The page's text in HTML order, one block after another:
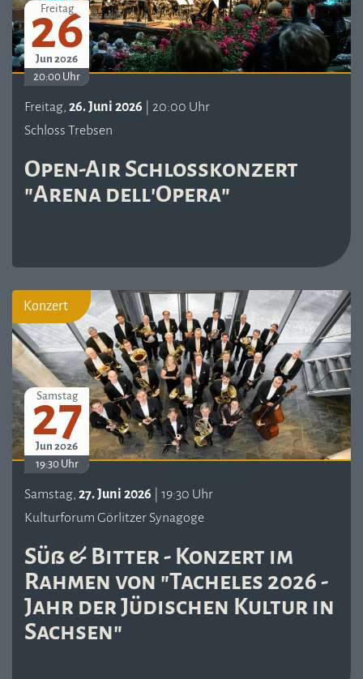
Freitag
26
Jun 2026
20:00 Uhr
Freitag, 26. Juni 2026 | 20:00 Uhr
Schloss Trebsen
Open-Air Schlosskonzert
"Arena dell'Opera"
Konzert
Samstag
27
Jun 2026
19:30 Uhr
Samstag, 27. Juni 2026 | 19:30 Uhr
Kulturforum Görlitzer Synagoge
Süß & Bitter - Konzert im
Rahmen von "Tacheles 2026 -
Jahr der Jüdischen Kultur in
Sachsen"